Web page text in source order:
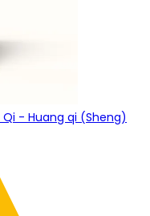
- Huang qi (Sheng)